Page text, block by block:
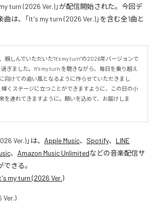
turn (2026 Ver.)」が配信開始された。今回デ
は、「It's my turn (2026 Ver.)」を含む全1曲と
親しんでいただいた"It's my turn"の2026年バージョンで
ぎました。It's my turn を聴きながら、毎日を乗り越え
向けての追い風となるように作らせていただきまし
くステージに立つことができますように、この日の小
を連れてきますように。願いを込めて、お届けしま
Ver.)」は、 Apple Music、 Spotify、 LINE
、 Amazon Music Unlimitedなどの音楽配信サ
きる。
my turn (2026 Ver.)